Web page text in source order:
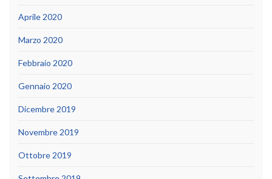
Aprile 2020
Marzo 2020
Febbraio 2020
Gennaio 2020
Dicembre 2019
Novembre 2019
Ottobre 2019